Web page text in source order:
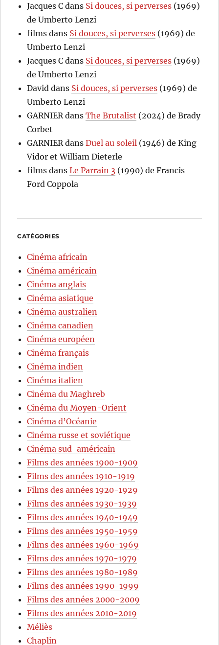
Jacques C dans Si douces, si perverses (1969)
de Umberto Lenzi
films dans Si douces, si perverses (1969) de
Umberto Lenzi
Jacques C dans Si douces, si perverses (1969)
de Umberto Lenzi
David dans Si douces, si perverses (1969) de
Umberto Lenzi
GARNIER dansThe Brutalist (2024) de Brady
Corbet
GARNIER dansDuel au soleil (1946) de King
Vidor et William Dieterle
films dansLe Parrain 3 (1990) de Francis
Ford Coppola
CATÉGORIES
Cinéma africain
Cinéma américain
Cinéma anglais
Cinéma asiatique
Cinéma australien
Cinéma canadien
Cinéma européen
Cinéma français
Cinéma indien
Cinéma italien
Cinéma du Maghreb
Cinéma du Moyen-Orient
Cinéma d’Océanie
Cinéma russe et soviétique
Cinéma sud-américain
Films des années 1900-1909
Films des années 1910-1919
Films des années 1920-1929
Films des années 1930-1939
Films des années 1940-1949
Films des années 1950-1959
Films des années 1960-1969
Films des années 1970-1979
Films des années 1980-1989
Films des années 1990-1999
Films des années 2000-2009
Films des années 2010-2019
Méliès
Chaplin